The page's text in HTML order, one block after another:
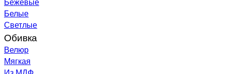
Белые
Светлые
Обивка
Велюр
Мягкая